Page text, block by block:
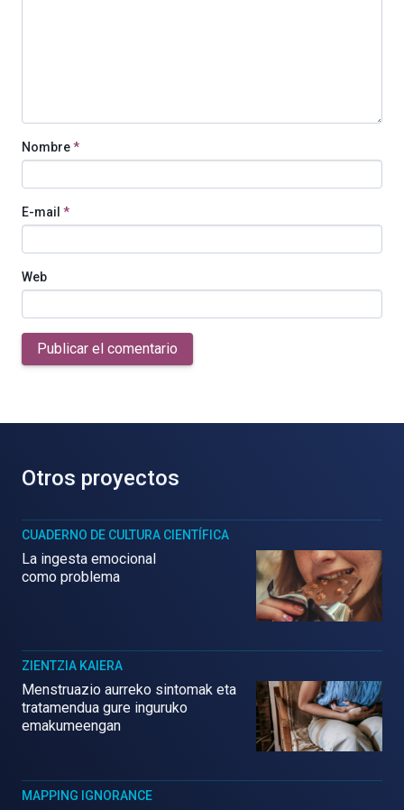
Nombre*
E-mail *
Web
Publicar el comentario
Otros proyectos
CUADERNO DE CULTURA CIENTÍFICA
La ingesta emocional
como problema
ZIENTZIA KAIERA
Menstruazio aurreko sintomak eta
tratamendua gure inguruko
emakumeengan
MAPPING IGNORANCE